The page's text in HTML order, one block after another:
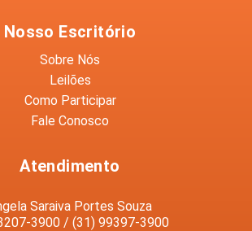
Nosso Escritório
Sobre Nós
Leilões
Como Participar
Fale Conosco
Atendimento
Saraiva Portes Souza
3900 / (31) 99397-3900